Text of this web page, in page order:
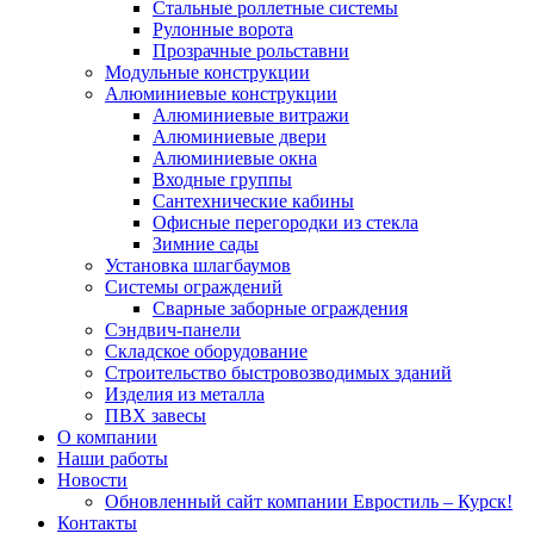
Стальные роллетные системы
Рулонные ворота
Прозрачные рольставни
Модульные конструкции
Алюминиевые конструкции
Алюминиевые витражи
Алюминиевые двери
Алюминиевые окна
Входные группы
Сантехнические кабины
Офисные перегородки из стекла
Зимние сады
Установка шлагбаумов
Системы ограждений
Cварные заборные ограждения
Сэндвич-панели
Складское оборудование
Строительство быстровозводимых зданий
Изделия из металла
ПВХ завесы
О компании
Наши работы
Новости
Обновленный сайт компании Евростиль – Курск!
Контакты